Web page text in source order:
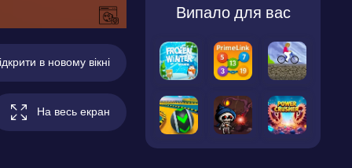
в новому вікні
На весь екран
Випало для вас